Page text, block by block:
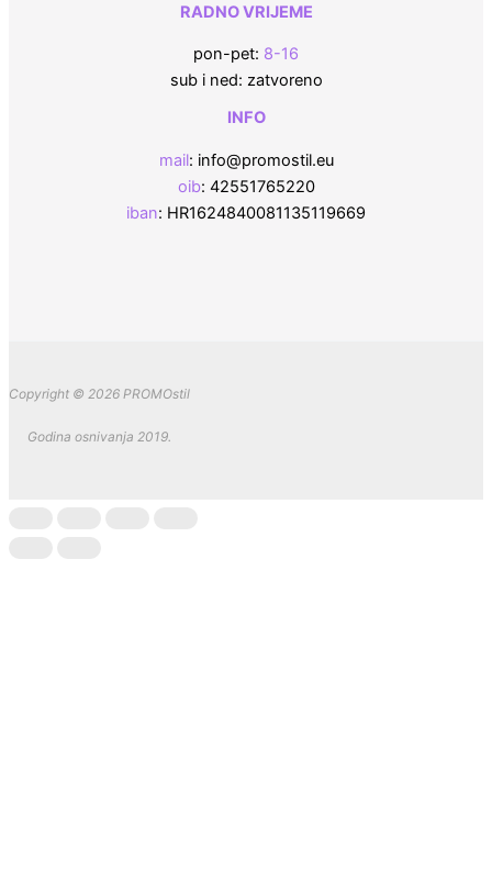
RADNO VRIJEME
pon-pet: 8-16
sub i ned: zatvoreno
INFO
mail: info@promostil.eu
oib: 42551765220
iban: HR1624840081135119669
Copyright © 2026 PROMOstil
Godina osnivanja 2019.